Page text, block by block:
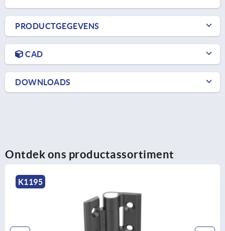
PRODUCTGEGEVENS
CAD
DOWNLOADS
Ontdek ons productassortiment
K1195